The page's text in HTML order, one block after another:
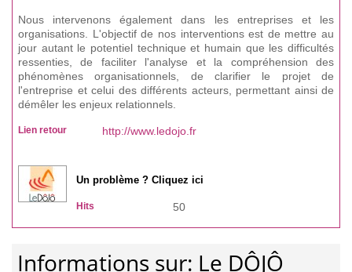
Nous intervenons également dans les entreprises et les
organisations. L'objectif de nos interventions est de mettre au
jour autant le potentiel technique et humain que les difficultés
ressenties, de faciliter l'analyse et la compréhension des
phénomènes organisationnels, de clarifier le projet de
l'entreprise et celui des différents acteurs, permettant ainsi de
démêler les enjeux relationnels.
Lien retour http://www.ledojo.fr
Un problème ? Cliquez ici
Hits 50
Informations sur: Le DÔJÔ